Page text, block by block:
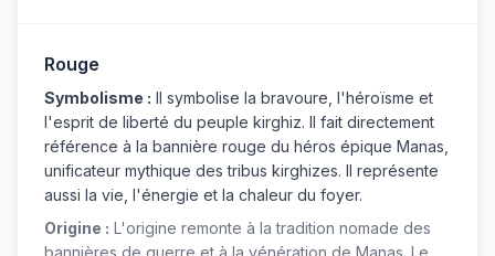
Rouge
Symbolisme : Il symbolise la bravoure, l'héroïsme et
l'esprit de liberté du peuple kirghiz. Il fait directement
référence à la bannière rouge du héros épique Manas,
unificateur mythique des tribus kirghizes. Il représente
aussi la vie, l'énergie et la chaleur du foyer.
Origine : L'origine remonte à la tradition nomade des